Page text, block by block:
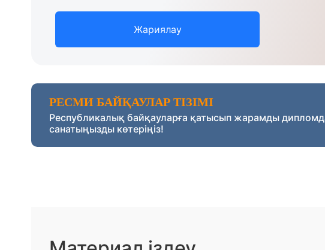
Жариялау
РЕСМИ БАЙҚАУЛАР ТІЗІМІ
Республикалық байқауларға қатысып жарамды
санатыңызды көтеріңіз!